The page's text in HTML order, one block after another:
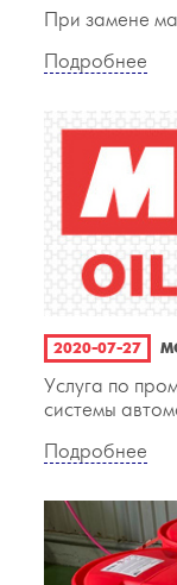
При замене
Подробнее
2020-07-27
Услуга по
системы
Подробнее